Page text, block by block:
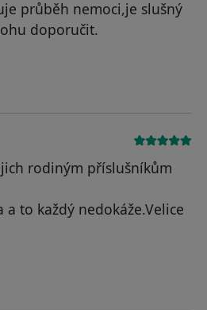
průběh nemoci,je slušný
doporučit.
rodiným příslušníkům
to každý nedokáže.Velice